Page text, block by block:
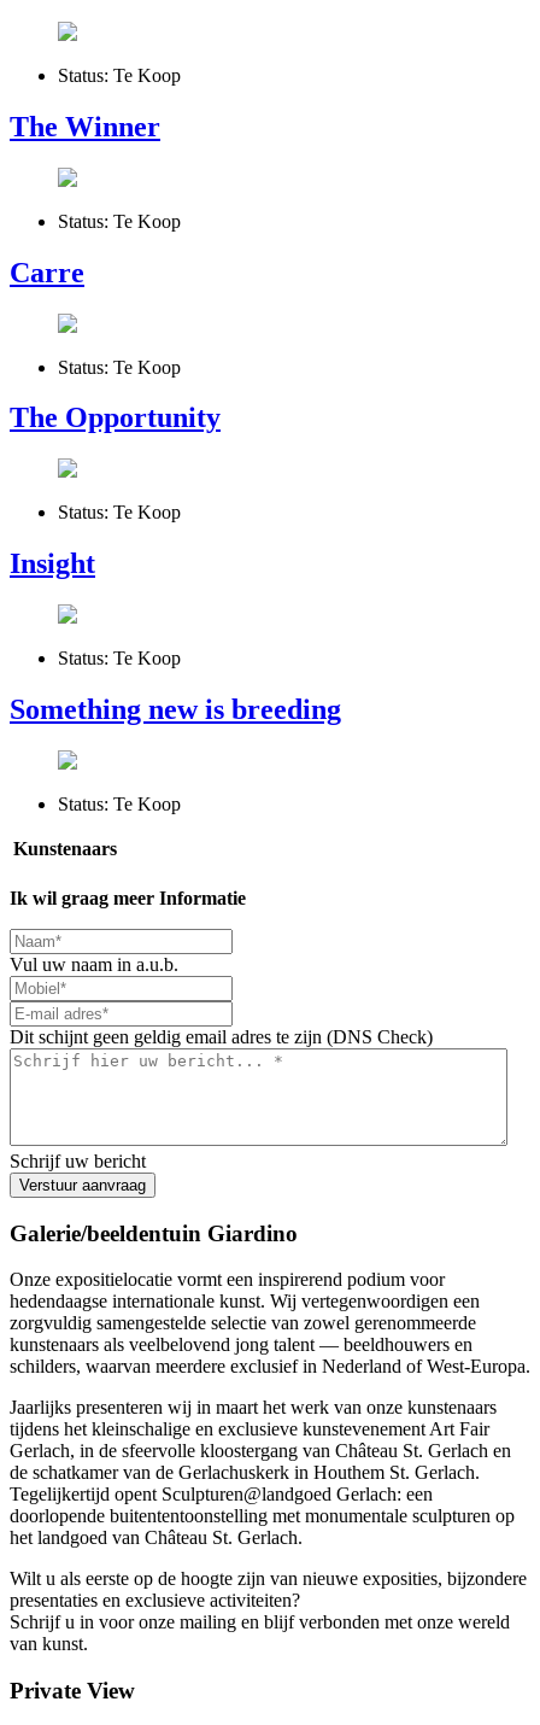
Status: Te Koop
The Winner
Status: Te Koop
Carre
Status: Te Koop
The Opportunity
Status: Te Koop
Insight
Status: Te Koop
Something new is breeding
Status: Te Koop
Kunstenaars
Ik wil graag meer Informatie
Vul uw naam in a.u.b.
Dit schijnt geen geldig email adres te zijn (DNS Check)
Schrijf uw bericht
Verstuur aanvraag
Galerie/beeldentuin Giardino
Onze expositielocatie vormt een inspirerend podium voor
hedendaagse internationale kunst. Wij vertegenwoordigen een
zorgvuldig samengestelde selectie van zowel gerenommeerde
kunstenaars als veelbelovend jong talent — beeldhouwers en
schilders, waarvan meerdere exclusief in Nederland of West-Europa.
Jaarlijks presenteren wij in maart het werk van onze kunstenaars
tijdens het kleinschalige en exclusieve kunstevenement Art Fair
Gerlach, in de sfeervolle kloostergang van Château St. Gerlach en
de schatkamer van de Gerlachuskerk in Houthem St. Gerlach.
Tegelijkertijd opent Sculpturen@landgoed Gerlach: een
doorlopende buitententoonstelling met monumentale sculpturen op
het landgoed van Château St. Gerlach.
Wilt u als eerste op de hoogte zijn van nieuwe exposities, bijzondere
presentaties en exclusieve activiteiten?
Schrijf u in voor onze mailing en blijf verbonden met onze wereld
van kunst.
Private View